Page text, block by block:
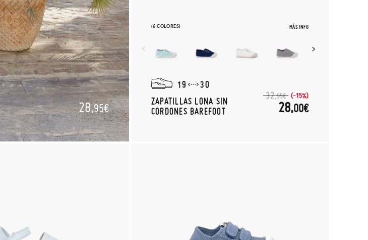
28,95€
(6 COLORES) MÁS INFO
19
30
ZAPATILLAS LONA SIN
CORDONES BAREFOOT
32,95€ (-15%)
28,00€